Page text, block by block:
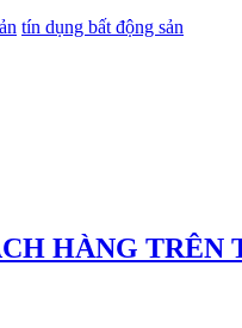
tín dụng bất động sản
HÀNG